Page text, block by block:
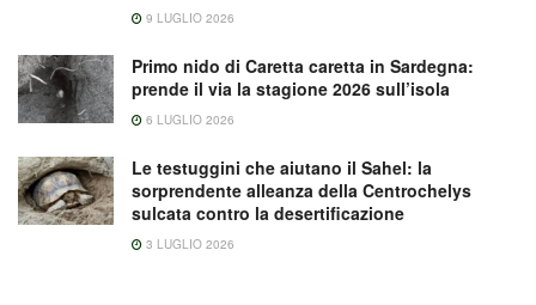
9 LUGLIO 2026
Primo nido di Caretta caretta in Sardegna:
prende il via la stagione 2026 sull’isola
6 LUGLIO 2026
Le testuggini che aiutano il Sahel: la
sorprendente alleanza della Centrochelys
sulcata contro la desertificazione
3 LUGLIO 2026